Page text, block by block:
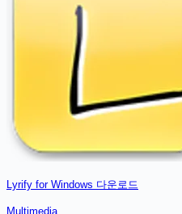
Lyrify for Windows 다운로드
Multimedia